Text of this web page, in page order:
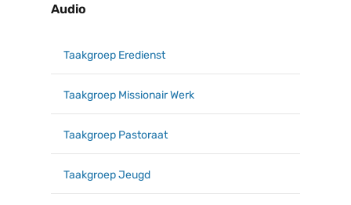
Audio
Taakgroep Eredienst
Taakgroep Missionair Werk
Taakgroep Pastoraat
Taakgroep Jeugd